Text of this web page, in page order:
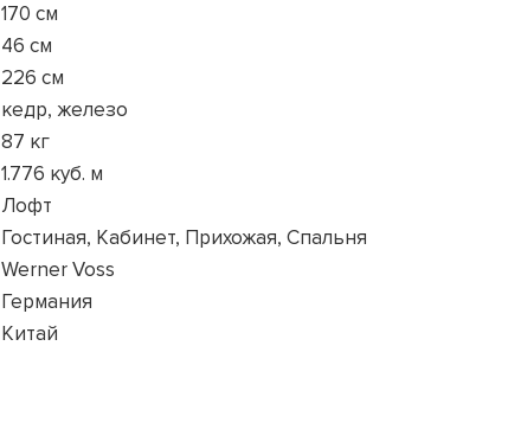
170 см
46 см
226 см
кедр, железо
87 кг
1.776 куб. м
Лофт
Гостиная, Кабинет, Прихожая, Спальня
Werner Voss
Германия
Китай